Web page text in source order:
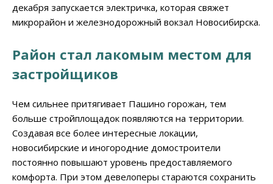
декабря запускается электричка, которая свяжет
микрорайон и железнодорожный вокзал Новосибирска.
Район стал лакомым местом для
застройщиков
Чем сильнее притягивает Пашино горожан, тем
больше стройплощадок появляются на территории.
Создавая все более интересные локации,
новосибирские и иногородние домостроители
постоянно повышают уровень предоставляемого
комфорта. При этом девелоперы стараются сохранить